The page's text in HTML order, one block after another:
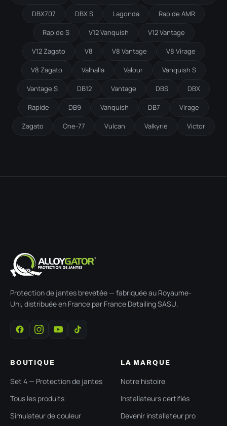
DBX707 DBX S Lagonda Rapide AMR
Rapide S V12 Vanquish V12 Vantage
V12 Zagato V8 V8 Vantage V8 Virage
V8 Zagato Valhalla Valour Vanquish S
Vantage S DB12 Vantage DBS DBX
Rapide DB9 Vanquish DB7 Virage
Zagato One-77 Vulcan Valkyrie Victor
Protection de jantes brevetée — fabriquée au Royaume-
Uni, distribuée en France par France Detailing SASU.
BOUTIQUE
Set 4 — Protection de jantes
Tous les produits
Simulateur de couleur
LA MARQUE
Notre histoire
Installateurs certifiés
Devenir installateur pro